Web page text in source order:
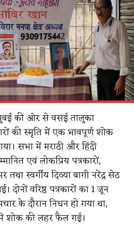
की ओर से वसई तालुका
की स्मृति में एक भावपूर्ण शोक
सभा में मराठी और हिंदी
एवं लोकप्रिय पत्रकारों,
स्वर्गीय दिव्या बागी नरेंद्र सेठ
दोनों वरिष्ठ पत्रकारों का 1 जून
के दौरान निधन हो गया था,
शोक की लहर फैल गई।